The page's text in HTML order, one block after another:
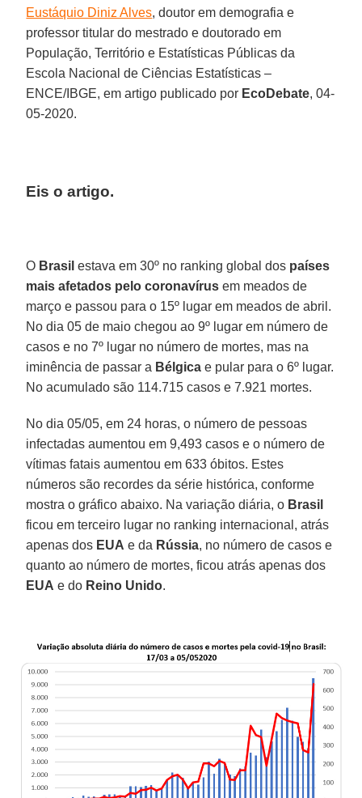
Eustáquio Diniz Alves, doutor em demografia e
professor titular do mestrado e doutorado em
População, Território e Estatísticas Públicas da
Escola Nacional de Ciências Estatísticas –
ENCE/IBGE, em artigo publicado por EcoDebate, 04-
05-2020.
Eis o artigo.
O Brasil estava em 30º no ranking global dos países
mais afetados pelo coronavírus em meados de
março e passou para o 15º lugar em meados de abril.
No dia 05 de maio chegou ao 9º lugar em número de
casos e no 7º lugar no número de mortes, mas na
iminência de passar a Bélgica e pular para o 6º lugar.
No acumulado são 114.715 casos e 7.921 mortes.
No dia 05/05, em 24 horas, o número de pessoas
infectadas aumentou em 9,493 casos e o número de
vítimas fatais aumentou em 633 óbitos. Estes
números são recordes da série histórica, conforme
mostra o gráfico abaixo. Na variação diária, o Brasil
ficou em terceiro lugar no ranking internacional, atrás
apenas dos EUA e da Rússia, no número de casos e
quanto ao número de mortes, ficou atrás apenas dos
EUA e do Reino Unido.